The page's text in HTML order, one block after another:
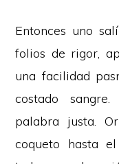
Entonces uno
folios de rigor,
una facilidad
costado
palabra justa.
coqueto hasta